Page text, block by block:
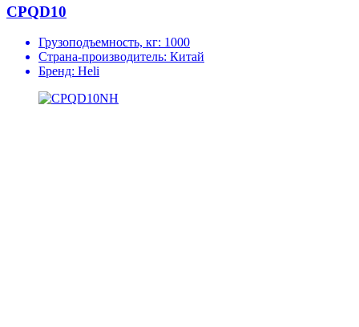
CPQD10
Грузоподъемность, кг: 1000
Страна-производитель: Китай
Бренд: Heli